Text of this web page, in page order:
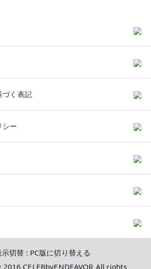
づく表記
シー
示切替 : PC版に切り替える
CELEBbyENDEAVOR All rights